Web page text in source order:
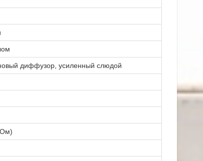
диффузор, усиленный слюдой